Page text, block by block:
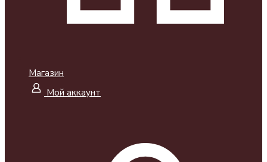
Магазин
Мой аккаунт